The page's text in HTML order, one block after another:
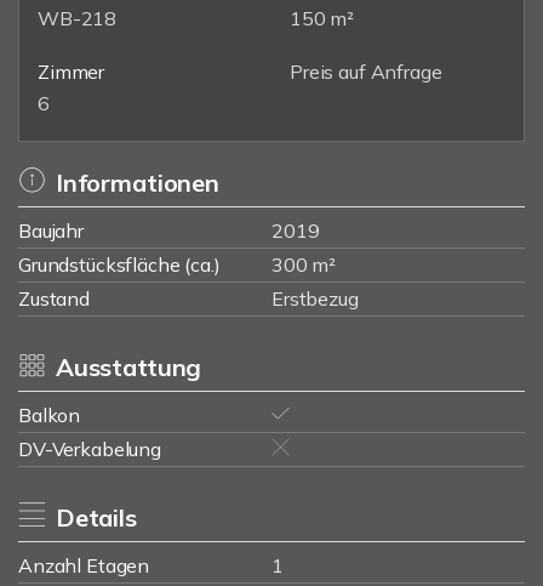
WB-218
150 m²
Zimmer
6
Preis auf Anfrage
Informationen
Baujahr
2019
Grundstücksfläche (ca.)
300 m²
Zustand
Erstbezug
Ausstattung
Balkon
DV-Verkabelung
Details
Anzahl Etagen
1